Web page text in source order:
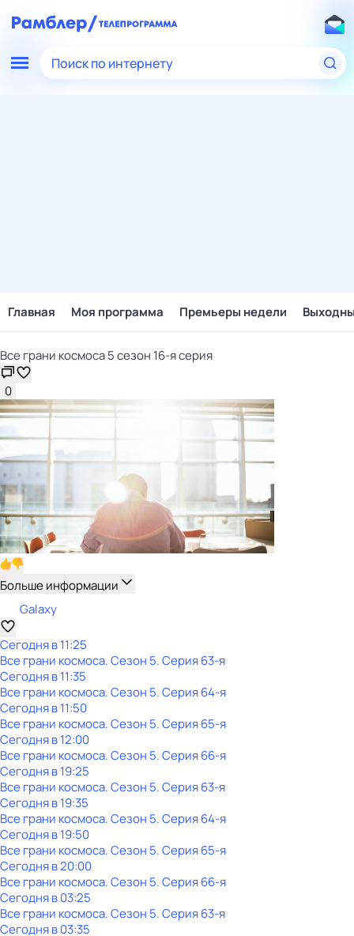
Поиск по интернету
Главная Моя программа Премьеры недели
Все грани космоса 5 сезон 16-я серия
0
Больше информации
Galaxy
Сегодня в 11:25
Все грани космоса. Сезон 5. Серия 63-я
Сегодня в 11:35
Все грани космоса. Сезон 5. Серия 64-я
Сегодня в 11:50
Все грани космоса. Сезон 5. Серия 65-я
Сегодня в 12:00
Все грани космоса. Сезон 5. Серия 66-я
Сегодня в 19:25
Все грани космоса. Сезон 5. Серия 63-я
Сегодня в 19:35
Все грани космоса. Сезон 5. Серия 64-я
Сегодня в 19:50
Все грани космоса. Сезон 5. Серия 65-я
Сегодня в 20:00
Все грани космоса. Сезон 5. Серия 66-я
Сегодня в 03:25
Все грани космоса. Сезон 5. Серия 63-я
Сегодня в 03:35